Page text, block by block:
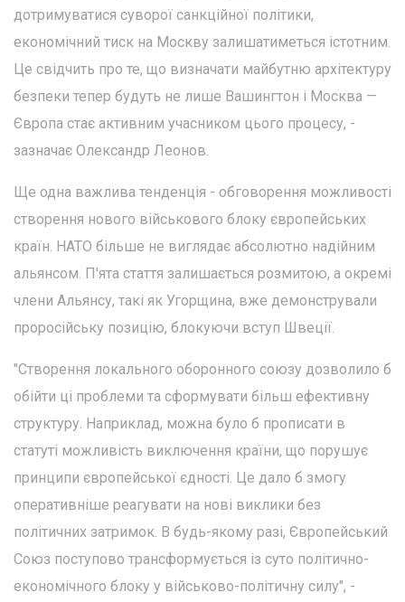
дотримуватися суворої санкційної політики,
економічний тиск на Москву залишатиметься істотним.
Це свідчить про те, що визначати майбутню архітектуру
безпеки тепер будуть не лише Вашингтон і Москва —
Європа стає активним учасником цього процесу, -
зазначає Олександр Леонов.
Ще одна важлива тенденція - обговорення можливості
створення нового військового блоку європейських
країн. НАТО більше не виглядає абсолютно надійним
альянсом. П'ята стаття залишається розмитою, а окремі
члени Альянсу, такі як Угорщина, вже демонстрували
проросійську позицію, блокуючи вступ Швеції.
"Створення локального оборонного союзу дозволило б
обійти ці проблеми та сформувати більш ефективну
структуру. Наприклад, можна було б прописати в
статуті можливість виключення країни, що порушує
принципи європейської єдності. Це дало б змогу
оперативніше реагувати на нові виклики без
політичних затримок. В будь-якому разі, Європейський
Союз поступово трансформується із суто політично-
економічного блоку у військово-політичну силу", -